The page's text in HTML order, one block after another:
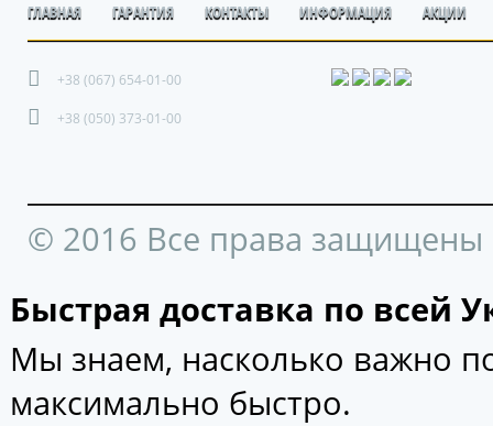
ГЛАВНАЯ ГАРАНТИЯ КОНТАКТЫ ИНФОРМАЦИЯ АКЦИИ
+38 (067) 654-01-00
+38 (050) 373-01-00
© 2016 Все права защищены
Быстрая доставка по всей
Мы знаем, насколько важно
максимально быстро.